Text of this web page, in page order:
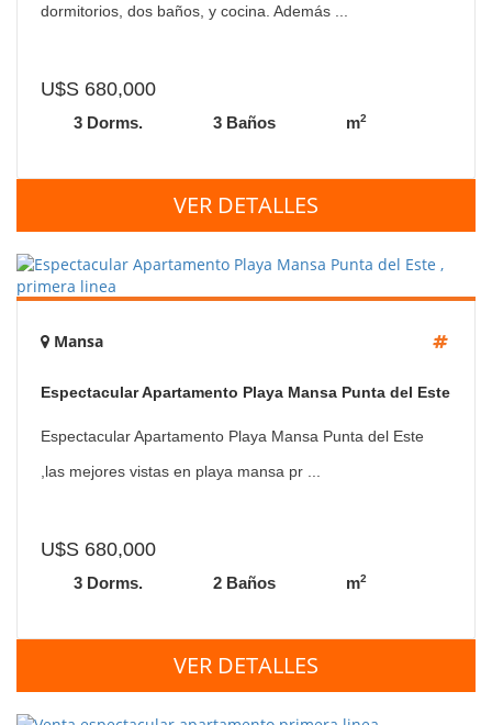
dormitorios, dos baños, y cocina. Además ...
U$S 680,000
3 Dorms. 3 Baños m2
VER DETALLES
Mansa
Espectacular Apartamento Playa Mansa Punta del Este
, primera linea
Espectacular Apartamento Playa Mansa Punta del Este
,las mejores vistas en playa mansa pr ...
U$S 680,000
3 Dorms. 2 Baños m2
VER DETALLES